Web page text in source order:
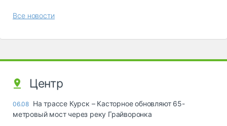
Все новости
Центр
06.08 На трассе Курск – Касторное обновляют 65-
метровый мост через реку Грайворонка